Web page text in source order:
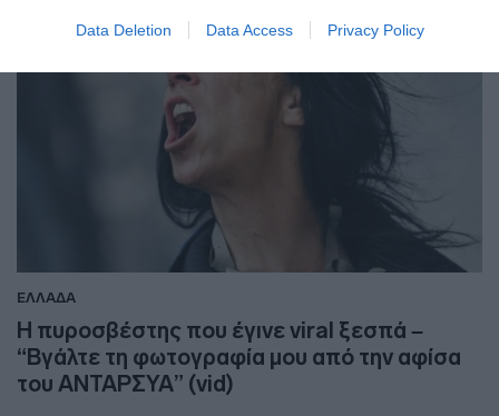
Data Deletion Data Access Privacy Policy
ΕΛΛΑΔΑ
Η πυροσβέστης που έγινε viral ξεσπά –
“Βγάλτε τη φωτογραφία μου από την αφίσα
του ΑΝΤΑΡΣΥΑ” (vid)